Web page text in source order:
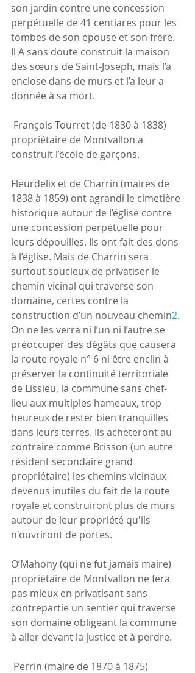
son jardin contre une concession
perpétuelle de 41 centiares pour les
tombes de son épouse et son frère.
Il A sans doute construit la maison
des sœurs de Saint-Joseph, mais l’a
enclose dans de murs et l’a leur a
donnée à sa mort.
propriétaire de Montvallon a
construit l’école de garçons.
Fleurdelix et de Charrin (maires de
1838 à 1859) ont agrandi le cimetière
historique autour de l’église contre
une concession perpétuelle pour
leurs dépouilles. Ils ont fait des dons
à l’église. Mais de Charrin sera
surtout soucieux de privatiser le
chemin vicinal qui traverse son
domaine, certes contre la
construction d’un nouveau chemin2.
On ne les verra ni l’un ni l’autre se
préoccuper des dégâts que causera
la route royale n° 6 ni être enclin à
préserver la continuité territoriale
de Lissieu, la commune sans chef-
lieu aux multiples hameaux, trop
heureux de rester bien tranquilles
dans leurs terres. Ils achèteront au
contraire comme Brisson (un autre
résident secondaire grand
propriétaire) les chemins vicinaux
devenus inutiles du fait de la route
royale et construiront plus de murs
autour de leur propriété qu'ils
n'ouvriront de portes.
O’Mahony (qui ne fut jamais maire)
propriétaire de Montvallon ne fera
pas mieux en privatisant sans
contrepartie un sentier qui traverse
son domaine obligeant la commune
à aller devant la justice et à perdre.